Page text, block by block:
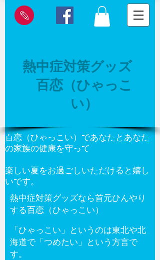
熱中症対策グッズ
百恋（ひゃっこ
い）
百恋（ひゃっこい）であなたとあなた
の家族の健康を守って
楽しい夏をお過ごしいただけると嬉し
いです。
熱中症対策グッズなら首元ひんやり
する百恋（ひゃっこい）
「ひゃっこい」というのは東北や北
海道で「つめたい」という方言で
す。